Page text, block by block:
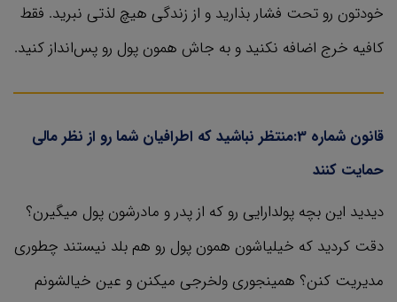
خودتون رو تحت فشار بذارید و از زندگی هیچ لذتی نبرید. فقط
کافیه خرج اضافه نکنید و به جاش همون پول رو پس‌انداز کنید.
قانون شماره 3:منتظر نباشید که اطرافیان شما رو از نظر مالی
حمایت کنند
دیدید این بچه پولدارایی رو که از پدر و مادرشون پول میگیرن؟
دقت کردید که خیلیاشون همون پول رو هم بلد نیستند چطوری
مدیریت کنن؟ همینجوری ولخرجی میکنن و عین خیالشونم